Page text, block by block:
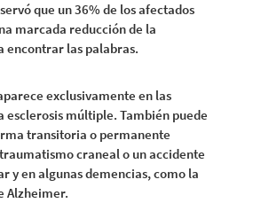
que un 36% de los afectados
marcada reducción de la
encontrar las palabras.
exclusivamente en las
esclerosis múltiple. También puede
transitoria o permanente
craneal o un accidente
y en algunas demencias, como la
Alzheimer.